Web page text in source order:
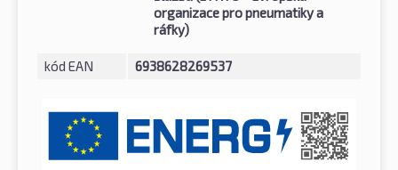
organizace pro pneumatiky a
ráfky)
kód EAN 6938628269537